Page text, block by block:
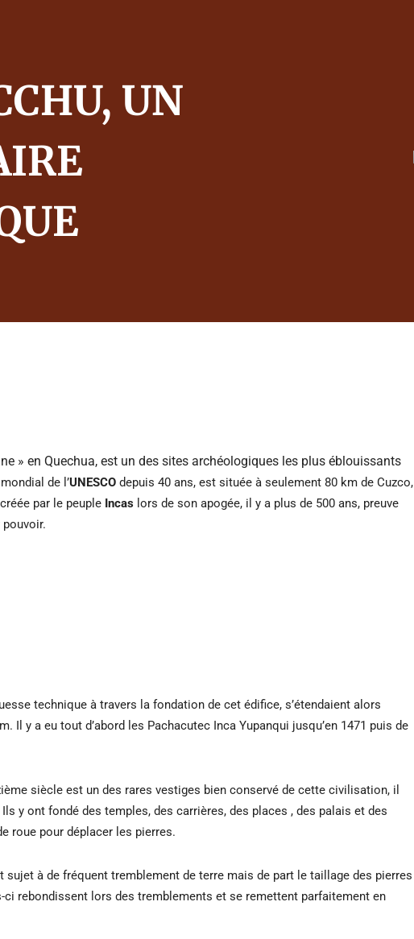
UN
» en Quechua, est un des sites archéologiques les plus éblouissants
de l’UNESCO depuis 40 ans, est située à seulement 80 km de Cuzco,
par le peuple Incas lors de son apogée, il y a plus de 500 ans, preuve
pouvoir.
technique à travers la fondation de cet édifice, s’étendaient alors
Il y a eu tout d’abord les Pachacutec Inca Yupanqui jusqu’en 1471 puis de
siècle est un des rares vestiges bien conservé de cette civilisation, il
y ont fondé des temples, des carrières, des places , des palais et des
roue pour déplacer les pierres.
sujet à de fréquent tremblement de terre mais de part le taillage des pierres
ci rebondissent lors des tremblements et se remettent parfaitement en